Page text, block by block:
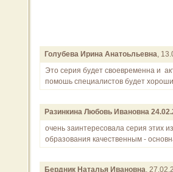
Голубева Ирина Анатоьльевна,
Это серия будет своевременна и
помошь специалистов будет
Разинкина Любовь Ивановна
очень заинтересовала серия этих
образования качественным -
Бердник Наталья Ивановна,